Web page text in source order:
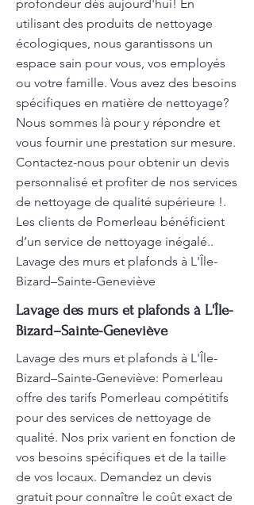
profondeur dès aujourd'hui! En
utilisant des produits de nettoyage
écologiques, nous garantissons un
espace sain pour vous, vos employés
ou votre famille. Vous avez des besoins
spécifiques en matière de nettoyage?
Nous sommes là pour y répondre et
vous fournir une prestation sur mesure.
Contactez-nous pour obtenir un devis
personnalisé et profiter de nos services
de nettoyage de qualité supérieure !.
Les clients de Pomerleau bénéficient
d’un service de nettoyage inégalé..
Lavage des murs et plafonds à L'Île-
Bizard–Sainte-Geneviève
Lavage des murs et plafonds à L'Île-
Bizard–Sainte-Geneviève
Lavage des murs et plafonds à L'Île-
Bizard–Sainte-Geneviève: Pomerleau
offre des tarifs Pomerleau compétitifs
pour des services de nettoyage de
qualité. Nos prix varient en fonction de
vos besoins spécifiques et de la taille
de vos locaux. Demandez un devis
gratuit pour connaître le coût exact de